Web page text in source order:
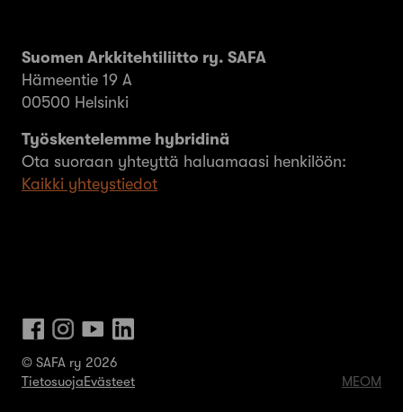
Suomen Arkkitehtiliitto ry. SAFA
Hämeentie 19 A
00500 Helsinki
Työskentelemme hybridinä
Ota suoraan yhteyttä haluamaasi henkilöön:
Kaikki yhteystiedot
© SAFA ry 2026
TietosuojaEvästeet MEOM